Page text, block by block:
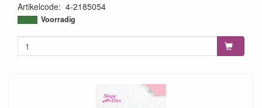
Artikelcode: 4-2185054
4004764105847
Voorradig